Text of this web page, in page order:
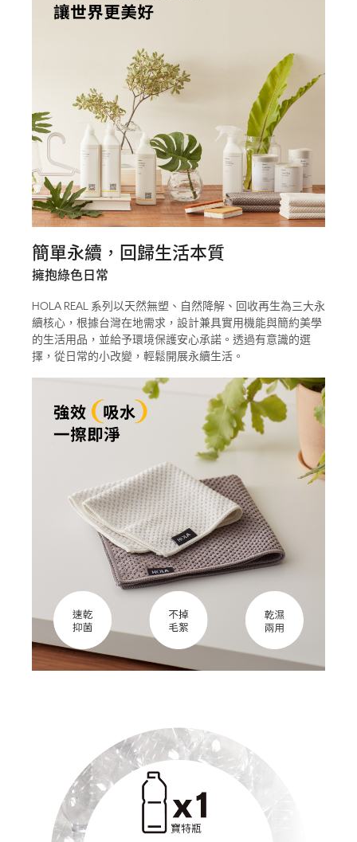
簡單永續，回歸生活本質
擁抱綠色日常
HOLA REAL 系列以天然無塑、自然降解、回收再生為三大永
續核心，根據台灣在地需求，設計兼具實用機能與簡約美學
的生活用品，並給予環境保護安心承諾。透過有意識的選
擇，從日常的小改變，輕鬆開展永續生活。